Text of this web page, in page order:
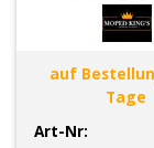
auf
Tage
Art-Nr: